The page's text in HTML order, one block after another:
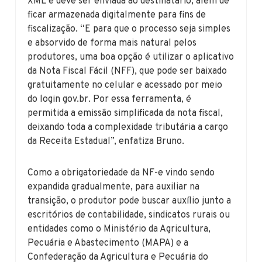
ficar armazenada digitalmente para fins de
fiscalização. “E para que o processo seja simples
e absorvido de forma mais natural pelos
produtores, uma boa opção é utilizar o aplicativo
da Nota Fiscal Fácil (NFF), que pode ser baixado
gratuitamente no celular e acessado por meio
do login gov.br. Por essa ferramenta, é
permitida a emissão simplificada da nota fiscal,
deixando toda a complexidade tributária a cargo
da Receita Estadual”, enfatiza Bruno.
Como a obrigatoriedade da NF-e vindo sendo
expandida gradualmente, para auxiliar na
transição, o produtor pode buscar auxílio junto a
escritórios de contabilidade, sindicatos rurais ou
entidades como o Ministério da Agricultura,
Pecuária e Abastecimento (MAPA) e a
Confederação da Agricultura e Pecuária do